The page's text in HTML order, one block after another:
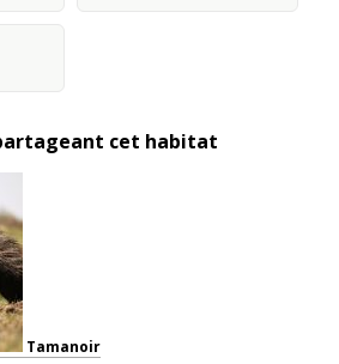
cet habitat
Tamanoir